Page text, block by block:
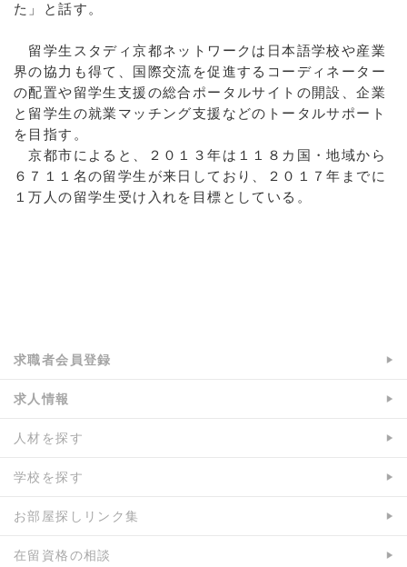
た」と話す。
留学生スタディ京都ネットワークは日本語学校や産業
界の協力も得て、国際交流を促進するコーディネーター
の配置や留学生支援の総合ポータルサイトの開設、企業
と留学生の就業マッチング支援などのトータルサポート
を目指す。
京都市によると、２０１３年は１１８カ国・地域から
６７１１名の留学生が来日しており、２０１７年までに
１万人の留学生受け入れを目標としている。
求職者会員登録
求人情報
人材を探す
学校を探す
お部屋探しリンク集
在留資格の相談